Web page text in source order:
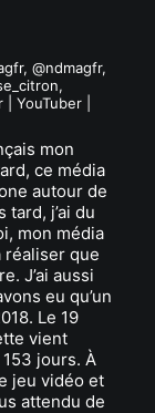
@ndmagfr,
YouTuber |